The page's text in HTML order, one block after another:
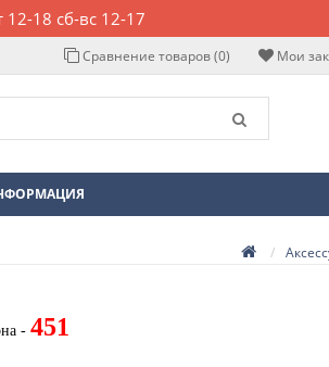
18 сб-вс 12-17
Мои
Сравнение товаров (0)
-451